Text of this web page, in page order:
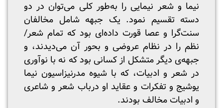
نیما و شعر نیمایی را به‌طور کلی می‌توان در دو
دسته‌ تقسیم نمود. یک جبهه شامل مخالفان
سنت‌گرا و عصا قورت داده‌ای بود که تمام شعر/
نظم را در نظام عروضی و بحور آن می‌دیدند، و
جبهه‌ی دیگر متشکل از کسانی بود که نه با نو‌آوری
در شعر و ادبیات، که با شیوه مدرنیزاسیون نیما
یوشیج و تفکرات و عقاید او درباب شعر و شاعری
و ادبیات مخالف بودند.